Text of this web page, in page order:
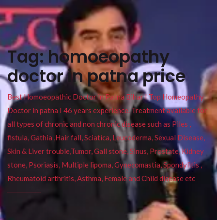
Tag:homoeopathy
doctor in patna price
Best Homoeopathic Doctor in Patna Bihar I Top Homeopathy
Doctor in patna I 46 years experience. Treatment available for
all types of chronic and non chronic disease such as Piles ,
fistula, Gathia ,Hair fall, Sciatica, Leucoderma, Sexual Disease,
Skin & Liver trouble,Tumor, Gall stone, Sinus, Prostate, Kidney
stone, Psoriasis, Multiple lipoma, Gynecomastia, Spondylitis ,
Rheumatoid arthritis, Asthma, Female and Child disease etc